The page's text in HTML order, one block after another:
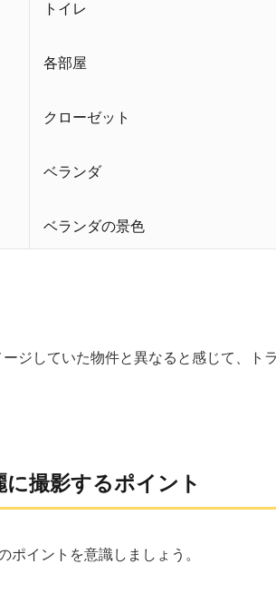
トイレ
各部屋
クローゼット
ベランダ
ベランダの景色
ジしていた物件と異なると感じて、ト
撮影するポイント
ポイントを意識しましょう。